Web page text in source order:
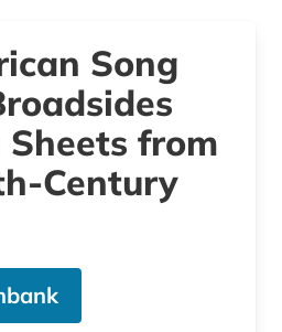
Song
from
Century